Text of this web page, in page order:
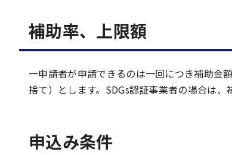
補助率、上限額
一申請者が申請できるのは一回につき補助金
捨て）とします。SDGs認証事業者の場合は、
申込み条件